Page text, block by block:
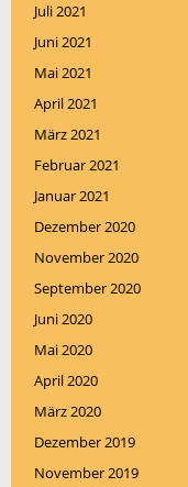
Juli 2021
Juni 2021
Mai 2021
April 2021
März 2021
Februar 2021
Januar 2021
Dezember 2020
November 2020
September 2020
Juni 2020
Mai 2020
April 2020
März 2020
Dezember 2019
November 2019